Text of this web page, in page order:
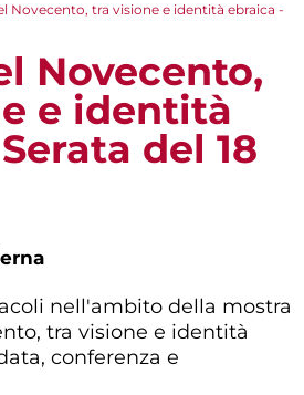
Novecento, tra visione e identità ebraica -
Novecento,
e identità
del 18
nell'ambito della mostra
tra visione e identità
conferenza e